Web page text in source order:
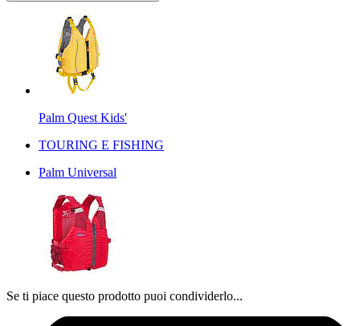
Palm Quest Kids'
TOURING E FISHING
Palm Universal
Se ti piace questo prodotto puoi condividerlo...